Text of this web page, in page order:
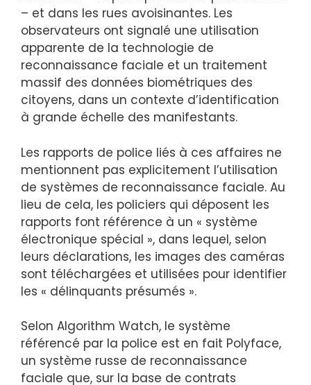
– et dans les rues avoisinantes. Les
observateurs ont signalé une utilisation
apparente de la technologie de
reconnaissance faciale et un traitement
massif des données biométriques des
citoyens, dans un contexte d’identification
à grande échelle des manifestants.
Les rapports de police liés à ces affaires ne
mentionnent pas explicitement l’utilisation
de systèmes de reconnaissance faciale. Au
lieu de cela, les policiers qui déposent les
rapports font référence à un « système
électronique spécial », dans lequel, selon
leurs déclarations, les images des caméras
sont téléchargées et utilisées pour identifier
les « délinquants présumés ».
Selon Algorithm Watch, le système
référencé par la police est en fait Polyface,
un système russe de reconnaissance
faciale que, sur la base de contrats